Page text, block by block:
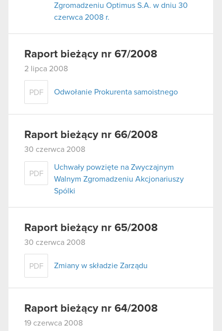
Zgromadzeniu Optimus S.A. w dniu 30
czerwca 2008 r.
Raport bieżący nr 67/2008
2 lipca 2008
PDF Odwołanie Prokurenta samoistnego
Raport bieżący nr 66/2008
30 czerwca 2008
PDF
Uchwały powzięte na Zwyczajnym
Walnym Zgromadzeniu Akcjonariuszy
Spólki
Raport bieżący nr 65/2008
30 czerwca 2008
PDF Zmiany w składzie Zarządu
Raport bieżący nr 64/2008
19 czerwca 2008